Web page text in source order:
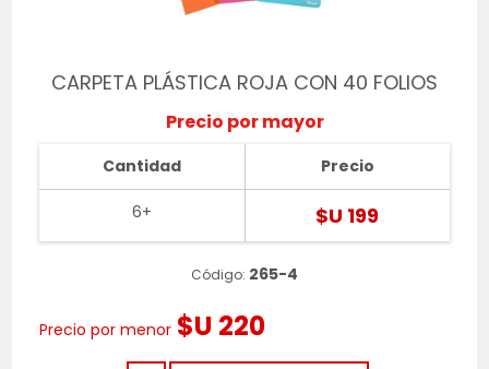
CARPETA PLÁSTICA ROJA CON 40 FOLIOS
Precio por mayor
Cantidad
6+
Precio
$U 199
Código: 265-4
Precio por menor $U 220